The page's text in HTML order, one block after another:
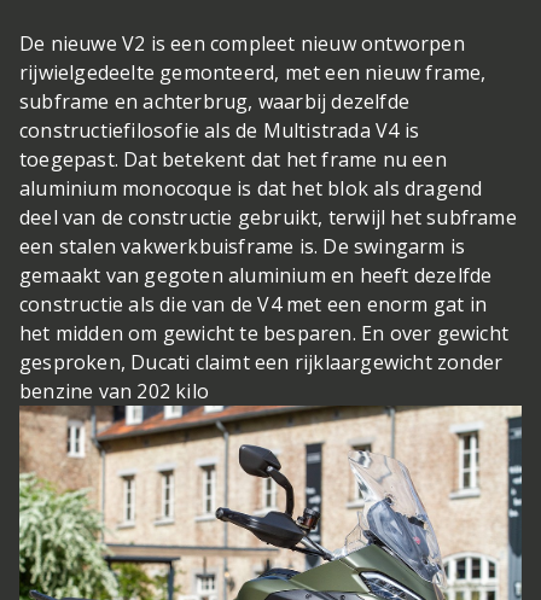
De nieuwe V2 is een compleet nieuw ontworpen
rijwielgedeelte gemonteerd, met een nieuw frame,
subframe en achterbrug, waarbij dezelfde
constructiefilosofie als de Multistrada V4 is
toegepast. Dat betekent dat het frame nu een
aluminium monocoque is dat het blok als dragend
deel van de constructie gebruikt, terwijl het subframe
een stalen vakwerkbuisframe is. De swingarm is
gemaakt van gegoten aluminium en heeft dezelfde
constructie als die van de V4 met een enorm gat in
het midden om gewicht te besparen. En over gewicht
gesproken, Ducati claimt een rijklaargewicht zonder
benzine van 202 kilo